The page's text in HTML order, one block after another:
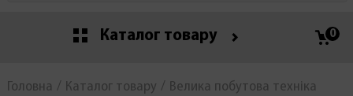
Каталог товару 0
Головна Каталог товару
Велика побутова техніка